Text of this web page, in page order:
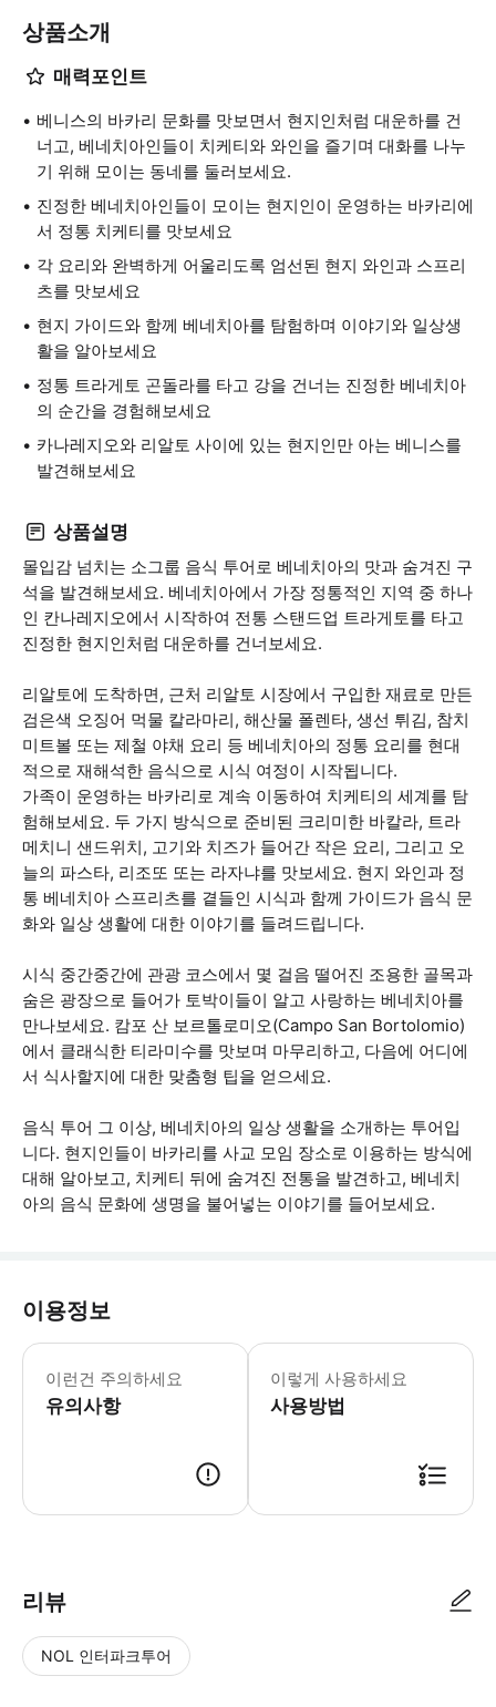
상품소개
매력포인트
베니스의 바카리 문화를 맛보면서 현지인처럼 대운하를 건
너고, 베네치아인들이 치케티와 와인을 즐기며 대화를 나누
기 위해 모이는 동네를 둘러보세요.
진정한 베네치아인들이 모이는 현지인이 운영하는 바카리에
서 정통 치케티를 맛보세요
각 요리와 완벽하게 어울리도록 엄선된 현지 와인과 스프리
츠를 맛보세요
현지 가이드와 함께 베네치아를 탐험하며 이야기와 일상생
활을 알아보세요
정통 트라게토 곤돌라를 타고 강을 건너는 진정한 베네치아
의 순간을 경험해보세요
카나레지오와 리알토 사이에 있는 현지인만 아는 베니스를
발견해보세요
상품설명
몰입감 넘치는 소그룹 음식 투어로 베네치아의 맛과 숨겨진 구
석을 발견해보세요. 베네치아에서 가장 정통적인 지역 중 하나
인 칸나레지오에서 시작하여 전통 스탠드업 트라게토를 타고
진정한 현지인처럼 대운하를 건너보세요.
리알토에 도착하면, 근처 리알토 시장에서 구입한 재료로 만든
검은색 오징어 먹물 칼라마리, 해산물 폴렌타, 생선 튀김, 참치
미트볼 또는 제철 야채 요리 등 베네치아의 정통 요리를 현대
적으로 재해석한 음식으로 시식 여정이 시작됩니다.
가족이 운영하는 바카리로 계속 이동하여 치케티의 세계를 탐
험해보세요. 두 가지 방식으로 준비된 크리미한 바칼라, 트라
메치니 샌드위치, 고기와 치즈가 들어간 작은 요리, 그리고 오
늘의 파스타, 리조또 또는 라자냐를 맛보세요. 현지 와인과 정
통 베네치아 스프리츠를 곁들인 시식과 함께 가이드가 음식 문
화와 일상 생활에 대한 이야기를 들려드립니다.
시식 중간중간에 관광 코스에서 몇 걸음 떨어진 조용한 골목과
숨은 광장으로 들어가 토박이들이 알고 사랑하는 베네치아를
만나보세요. 캄포 산 보르톨로미오(Campo San Bortolomio)
에서 클래식한 티라미수를 맛보며 마무리하고, 다음에 어디에
서 식사할지에 대한 맞춤형 팁을 얻으세요.
음식 투어 그 이상, 베네치아의 일상 생활을 소개하는 투어입
니다. 현지인들이 바카리를 사교 모임 장소로 이용하는 방식에
대해 알아보고, 치케티 뒤에 숨겨진 전통을 발견하고, 베네치
아의 음식 문화에 생명을 불어넣는 이야기를 들어보세요.
이용정보
이런건 주의하세요
유의사항
식단 제한을 고려한 투어도 가능합니
이렇게 사용하세요
사용방법
리뷰
NOL 인터파크투어